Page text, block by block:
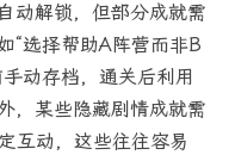
动解锁，但部分成就需
“选择帮助A阵营而非B
动存档，通关后利用
，某些隐藏剧情成就需
互动，这些往往容易